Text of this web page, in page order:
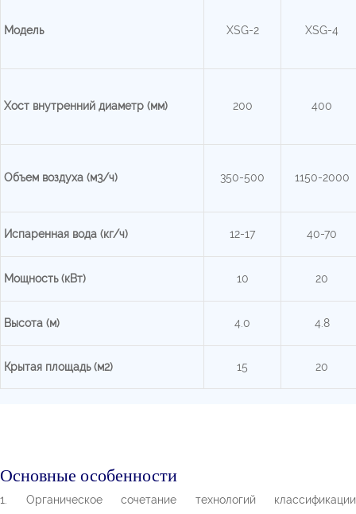
Модель XSG-2 XSG-4
Хост внутренний диаметр (мм) 200 400
Объем воздуха (м3/ч) 350-500 1150-2000
Испаренная вода (кг/ч) 12-17 40-70
Мощность (кВт) 10 20
Высота (м) 4.0 4.8
Крытая площадь (м2) 15 20
Основные особенности
1. Органическое сочетание технологий классификации